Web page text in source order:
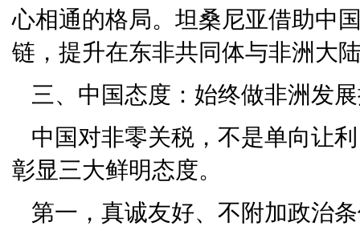
心相通的格局。坦桑尼亚借助中
链，提升在东非共同体与非洲大
三、中国态度：始终做非洲发
中国对非零关税，不是单向让
彰显三大鲜明态度。
第一，真诚友好、不附加政治